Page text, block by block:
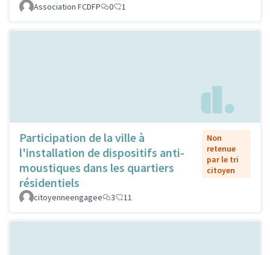
Association FCDFP
0 1
Participation de la ville à
l'installation de dispositifs anti-
moustiques dans les quartiers
résidentiels
Non
retenue
par le tri
citoyen
citoyenneengagee 3 11